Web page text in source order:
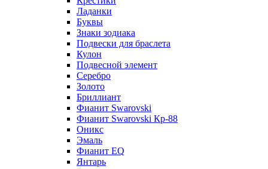
Ладанки
Буквы
Знаки зодиака
Подвески для браслета
Кулон
Подвесной элемент
Серебро
Золото
Бриллиант
Фианит Swarovski
Фианит Swarovski Кр-88
Оникс
Эмаль
Фианит EQ
Янтарь